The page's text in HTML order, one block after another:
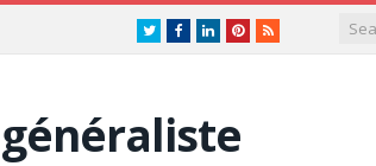
TwitterFacebookLinkedInPinterest
RSS
généraliste